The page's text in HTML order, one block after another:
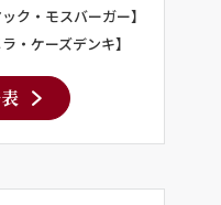
ク・モスバーガー】
・ケーズデンキ】